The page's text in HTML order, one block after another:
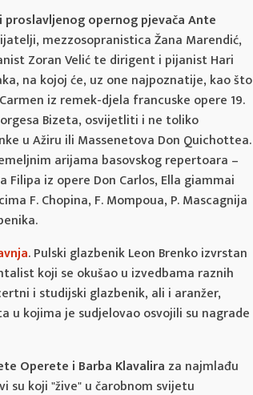
opernog pjevačaAnte
mezzosopranistica Žana Marendić,
Zoran Velić te dirigent i pijanist Hari
na kojoj će, uz one najpoznatije, kao što
iz remek-djela francuske opere 19.
Bizeta, osvijetliti i ne toliko
u Ažiru ili Massenetova Don Quichottea.
arijama basovskog repertoara –
iz opere Don Carlos, Ella giammai
F. Chopina, F. Mompoua, P. Mascagnija
. Pulski glazbenik Leon Brenko izvrstan
koji se okušao u izvedbama raznih
i studijski glazbenik, ali i aranžer,
u kojima je sudjelovao osvojili su nagrade
Operete i Barba Klavalira za najmlađu
su koji "žive" u čarobnom svijetu